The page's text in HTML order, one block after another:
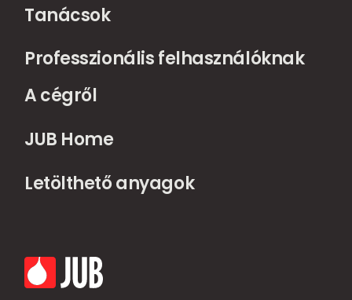
Tanácsok
Professzionális felhasználóknak
A cégről
JUB Home
Letölthető anyagok